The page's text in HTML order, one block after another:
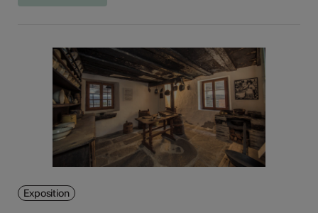
Exposition